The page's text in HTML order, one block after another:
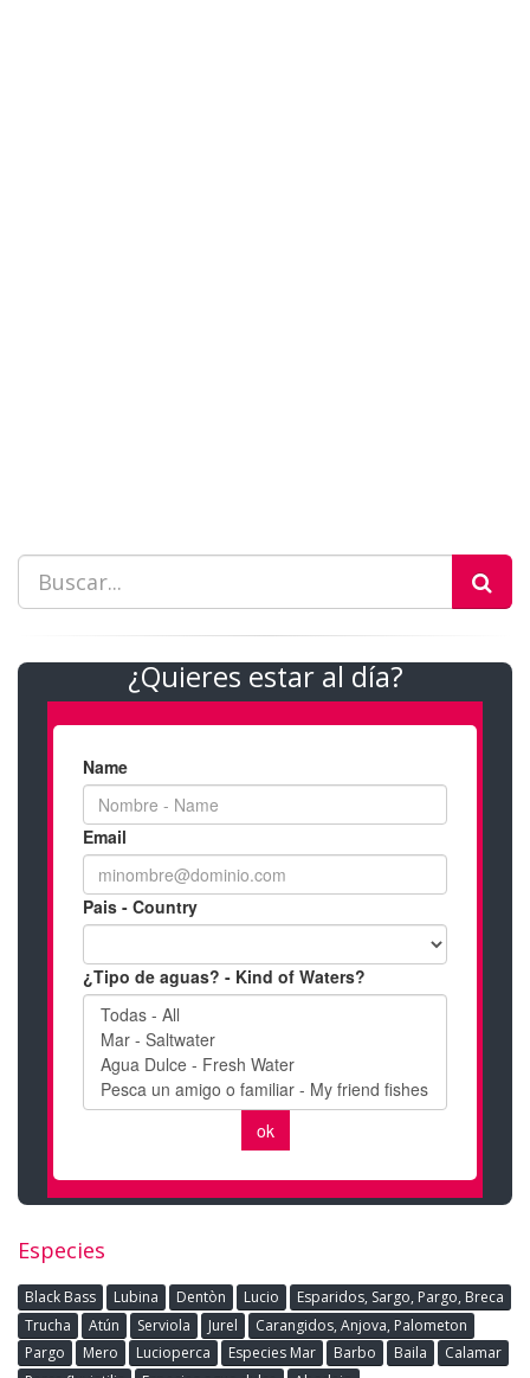
¿Quieres estar al día?
Especies
Black Bass Lubina Dentòn Lucio
Esparidos, Sargo, Pargo, Breca
Trucha
Atún Serviola Jurel
Carangidos, Anjova, Palometon
Pargo
Mero Lucioperca Especies Mar Barbo Baila
Calamar